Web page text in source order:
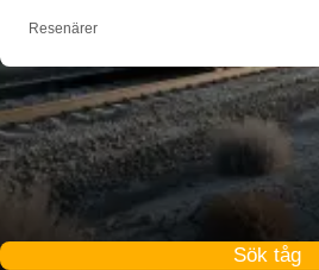
Resenärer
Sök tåg